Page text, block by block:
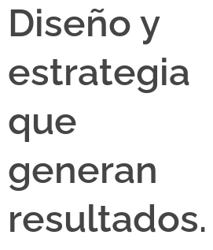
Diseño y
estrategia
que
generan
resultados.